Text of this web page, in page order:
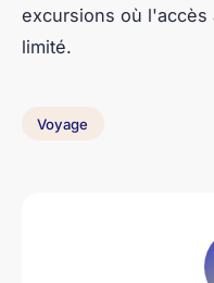
excursions où l'accès
limité.
Voyage